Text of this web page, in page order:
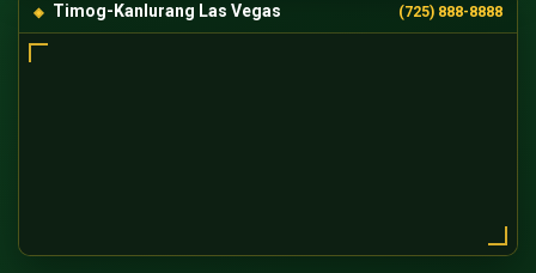
Timog-Kanlurang Las Vegas (725) 888-8888